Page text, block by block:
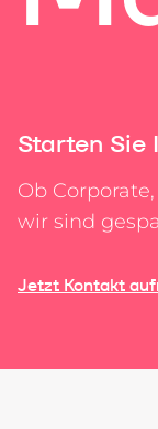
Starten Sie
Ob
wir sind
Jetzt Kontakt